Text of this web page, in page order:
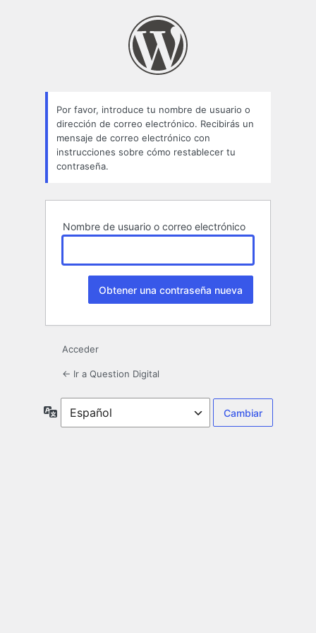
Por favor, introduce tu nombre de usuario o
dirección de correo electrónico. Recibirás un
mensaje de correo electrónico con
instrucciones sobre cómo restablecer tu
contraseña.
Nombre de usuario o correo electrónico
Acceder
← Ir a Question Digital
Idioma